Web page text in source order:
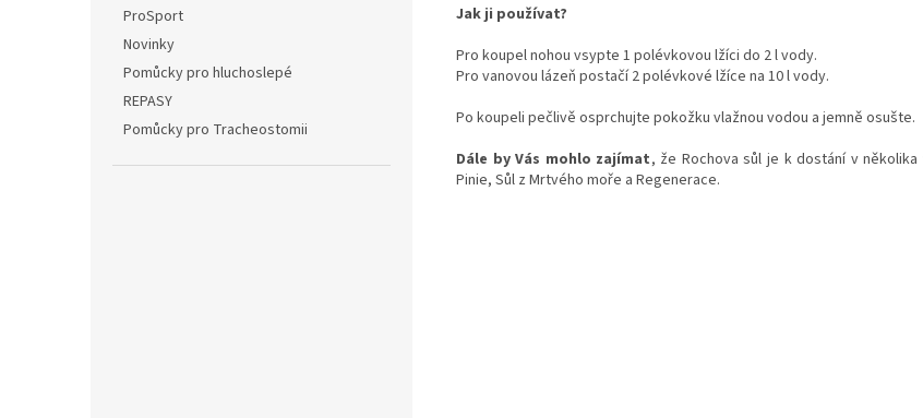
ProSport
Novinky
Pomůcky pro hluchoslepé
REPASY
Pomůcky pro Tracheostomii
Jak ji používat?
Pro koupel nohou vsypte 1 polévkovou lžíci do 2 l vody.
Pro vanovou lázeň postačí 2 polévkové lžíce na 10 l vody.
Po koupeli pečlivě osprchujte pokožku vlažnou vodou a jemně osušte.
Dále by Vás mohlo zajímat, že Rochova sůl je k dostání v několika
Pinie, Sůl z Mrtvého moře a Regenerace.